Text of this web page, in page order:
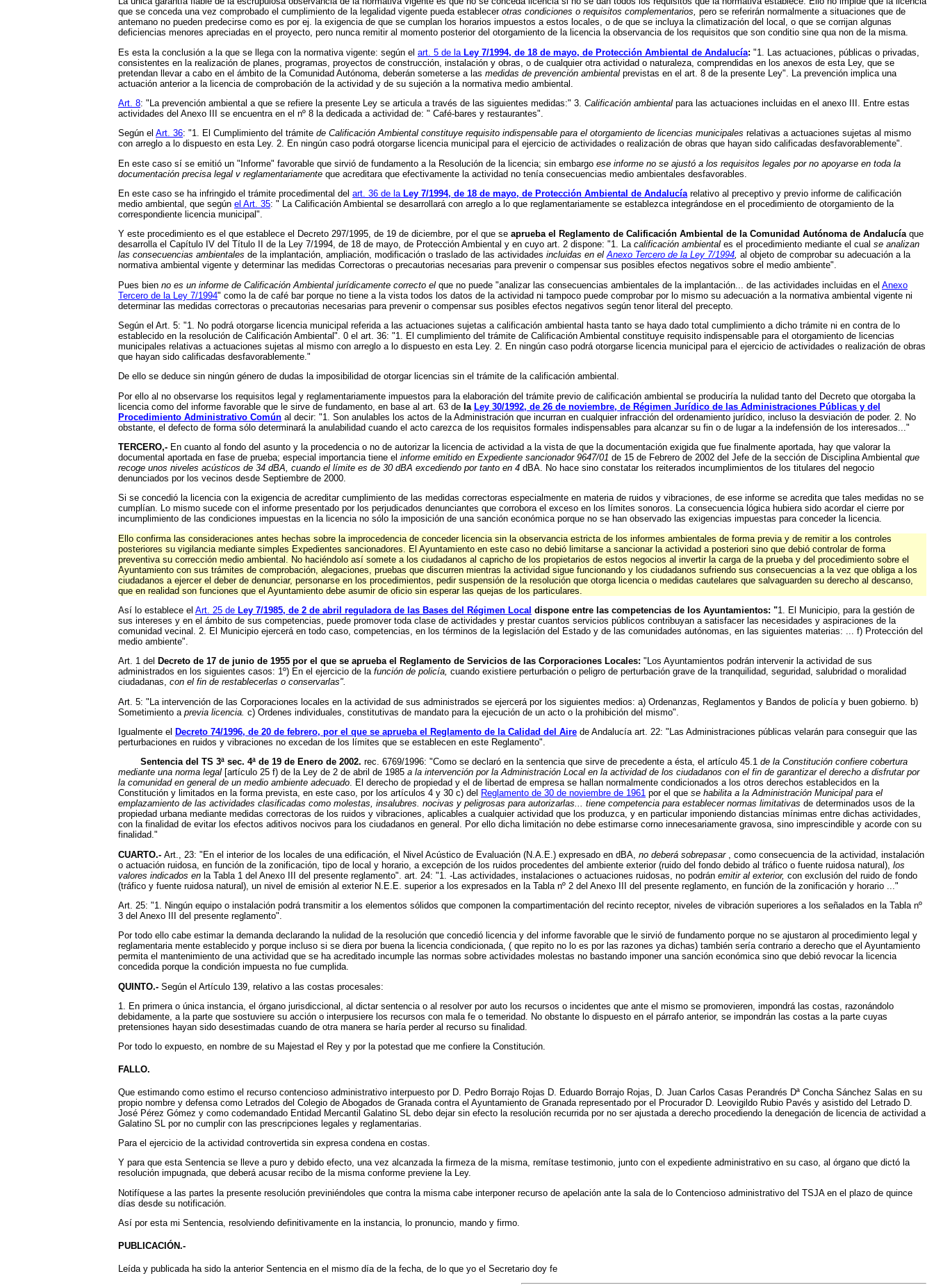
que se conceda una vez comprobado el cumplimiento de la legalidad vigente pueda establecer otras condiciones o requisitos complementarios, pero se referirán normalmente a situaciones que de
antemano no pueden predecirse como es por ej. la exigencia de que se cumplan los horarios impuestos a estos locales, o de que se incluya la climatización del local, o que se corrijan algunas
deficiencias menores apreciadas en el proyecto, pero nunca remitir al momento posterior del otorgamiento de la licencia la observancia de los requisitos que son conditio sine qua non de la misma.
Es esta la conclusión a la que se llega con la normativa vigente: según el art. 5 de la Ley 7/1994, de 18 de mayo, de Protección Ambiental de Andalucía: "1. Las actuaciones, públicas o privadas,
consistentes en la realización de planes, programas, proyectos de construcción, instalación y obras, o de cualquier otra actividad o naturaleza, comprendidas en los anexos de esta Ley, que se
pretendan llevar a cabo en el ámbito de la Comunidad Autónoma, deberán someterse a las medidas de prevención ambiental previstas en el art. 8 de la presente Ley". La prevención implica una
actuación anterior a la licencia de comprobación de la actividad y de su sujeción a la normativa medio ambiental.
Art. 8: "La prevención ambiental a que se refiere la presente Ley se articula a través de las siguientes medidas:" 3. Calificación ambiental para las actuaciones incluidas en el anexo III. Entre estas
actividades del Anexo III se encuentra en el nº 8 la dedicada a actividad de: " Café-bares y restaurantes".
Según el Art. 36: "1. El Cumplimiento del trámite de Calificación Ambiental constituye requisito indispensable para el otorgamiento de licencias municipales relativas a actuaciones sujetas al mismo
con arreglo a lo dispuesto en esta Ley. 2. En ningún caso podrá otorgarse licencia municipal para el ejercicio de actividades o realización de obras que hayan sido calificadas desfavorablemente".
En este caso sí se emitió un "Informe" favorable que sirvió de fundamento a la Resolución de la licencia; sin embargo ese informe no se ajustó a los requisitos legales por no apoyarse en toda la
documentación precisa legal v reglamentariamente que acreditara que efectivamente la actividad no tenía consecuencias medio ambientales desfavorables.
En este caso se ha infringido el trámite procedimental del art. 36 de la Ley 7/1994, de 18 de mayo, de Protección Ambiental de Andalucía relativo al preceptivo y previo informe de calificación
medio ambiental, que según el Art. 35: " La Calificación Ambiental se desarrollará con arreglo a lo que reglamentariamente se establezca integrándose en el procedimiento de otorgamiento de la
correspondiente licencia municipal".
Y este procedimiento es el que establece el Decreto 297/1995, de 19 de diciembre, por el que se aprueba el Reglamento de Calificación Ambiental de la Comunidad Autónoma de Andalucía que
desarrolla el Capítulo IV del Título II de la Ley 7/1994, de 18 de mayo, de Protección Ambiental y en cuyo art. 2 dispone: "1. La calificación ambiental es el procedimiento mediante el cual se analizan
las consecuencias ambientales de la implantación, ampliación, modificación o traslado de las actividades incluidas en elAnexo Tercero de la Ley 7/1994, al objeto de comprobar su adecuación a la
normativa ambiental vigente y determinar las medidas Correctoras o precautorias necesarias para prevenir o compensar sus posibles efectos negativos sobre el medio ambiente".
Pues bien no es un informe de Calificación Ambiental jurídicamente correcto el que no puede "analizar las consecuencias ambientales de la implantación... de las actividades incluidas en el Anexo
Tercero de la Ley 7/1994" como la de café bar porque no tiene a la vista todos los datos de la actividad ni tampoco puede comprobar por lo mismo su adecuación a la normativa ambiental vigente ni
determinar las medidas correctoras o precautorias necesarias para prevenir o compensar sus posibles efectos negativos según tenor literal del precepto.
Según el Art. 5: "1. No podrá otorgarse licencia municipal referida a las actuaciones sujetas a calificación ambiental hasta tanto se haya dado total cumplimiento a dicho trámite ni en contra de lo
establecido en la resolución de Calificación Ambiental". 0 el art. 36: "1. El cumplimiento del trámite de Calificación Ambiental constituye requisito indispensable para el otorgamiento de licencias
municipales relativas a actuaciones sujetas al mismo con arreglo a lo dispuesto en esta Ley. 2. En ningún caso podrá otorgarse licencia municipal para el ejercicio de actividades o realización de obras
que hayan sido calificadas desfavorablemente."
De ello se deduce sin ningún género de dudas la imposibilidad de otorgar licencias sin el trámite de la calificación ambiental.
Por ello al no observarse los requisitos legal y reglamentariamente impuestos para la elaboración del trámite previo de calificación ambiental se produciría la nulidad tanto del Decreto que otorgaba la
licencia como del informe favorable que le sirve de fundamento, en base al art. 63 de la Ley 30/1992, de 26 de noviembre, de Régimen Jurídico de las Administraciones Públicas y del
Procedimiento Administrativo Común al decir: "1. Son anulables los actos de la Administración que incurran en cualquier infracción del ordenamiento jurídico, incluso la desviación de poder. 2. No
obstante, el defecto de forma sólo determinará la anulabilidad cuando el acto carezca de los requisitos formales indispensables para alcanzar su fin o de lugar a la indefensión de los interesados..."
TERCERO,- En cuanto al fondo del asunto y la procedencia o no de autorizar la licencia de actividad a la vista de que la documentación exigida que fue finalmente aportada, hay que valorar la
documental aportada en fase de prueba; especial importancia tiene el informe emitido en Expediente sancionador 9647/01 de 15 de Febrero de 2002 del Jefe de la sección de Disciplina Ambiental que
recoge unos niveles acústicos de 34 dBA, cuando el límite es de 30 dBA excediendo por tanto en 4 dBA. No hace sino constatar los reiterados incumplimientos de los titulares del negocio
denunciados por los vecinos desde Septiembre de 2000.
Si se concedió la licencia con la exigencia de acreditar cumplimiento de las medidas correctoras especialmente en materia de ruidos y vibraciones, de ese informe se acredita que tales medidas no se
cumplían. Lo mismo sucede con el informe presentado por los perjudicados denunciantes que corrobora el exceso en los límites sonoros. La consecuencia lógica hubiera sido acordar el cierre por
incumplimiento de las condiciones impuestas en la licencia no sólo la imposición de una sanción económica porque no se han observado las exigencias impuestas para conceder la licencia.
Ello confirma las consideraciones antes hechas sobre la improcedencia de conceder licencia sin la observancia estricta de los informes ambientales de forma previa y de remitir a los controles
posteriores su vigilancia mediante simples Expedientes sancionadores. El Ayuntamiento en este caso no debió limitarse a sancionar la actividad a posteriori sino que debió controlar de forma
preventiva su corrección medio ambiental. No haciéndolo así somete a los ciudadanos al capricho de los propietarios de estos negocios al invertir la carga de la prueba y del procedimiento sobre el
Ayuntamiento con sus trámites de comprobación, alegaciones, pruebas que discurren mientras la actividad sigue funcionando y los ciudadanos sufriendo sus consecuencias a la vez que obliga a los
ciudadanos a ejercer el deber de denunciar, personarse en los procedimientos, pedir suspensión de la resolución que otorga licencia o medidas cautelares que salvaguarden su derecho al descanso,
que en realidad son funciones que el Ayuntamiento debe asumir de oficio sin esperar las quejas de los particulares.
Así lo establece el Art. 25 de Ley 7/1985, de 2 de abril reguladora de las Bases del Régimen Local dispone entre las competencias de los Ayuntamientos: "1. El Municipio, para la gestión de
sus intereses y en el ámbito de sus competencias, puede promover toda clase de actividades y prestar cuantos servicios públicos contribuyan a satisfacer las necesidades y aspiraciones de la
comunidad vecinal. 2. El Municipio ejercerá en todo caso, competencias, en los términos de la legislación del Estado y de las comunidades autónomas, en las siguientes materias: ... f) Protección del
medio ambiente".
Art. 1 del Decreto de 17 de junio de 1955 por el que se aprueba el Reglamento de Servicios de las Corporaciones Locales: "Los Ayuntamientos podrán intervenir la actividad de sus
administrados en los siguientes casos: 1º) En el ejercicio de la función de policía, cuando existiere perturbación o peligro de perturbación grave de la tranquilidad, seguridad, salubridad o moralidad
ciudadanas, con el fin de restablecerlas o conservarlas".
Art. 5: "La intervención de las Corporaciones locales en la actividad de sus administrados se ejercerá por los siguientes medios: a) Ordenanzas, Reglamentos y Bandos de policía y buen gobierno. b)
Sometimiento a previa licencia. c) Ordenes individuales, constitutivas de mandato para la ejecución de un acto o la prohibición del mismo".
Igualmente el Decreto 74/1996, de 20 de febrero, por el que se aprueba el Reglamento de la Calidad del Aire de Andalucía art. 22: "Las Administraciones públicas velarán para conseguir que las
perturbaciones en ruidos y vibraciones no excedan de los límites que se establecen en este Reglamento".
Sentencia del TS 3ª sec. 4ª de 19 de Enero de 2002. rec. 6769/1996: "Como se declaró en la sentencia que sirve de precedente a ésta, el artículo 45.1 de la Constitución confiere cobertura
mediante una norma legal [artículo 25 f) de la Ley de 2 de abril de 1985 a la intervención por la Administración Local en la actividad de los ciudadanos con el fin de garantizar el derecho a disfrutar por
la comunidad en general de un medio ambiente adecuado. El derecho de propiedad y el de libertad de empresa se hallan normalmente condicionados a los otros derechos establecidos en la
Constitución y limitados en la forma prevista, en este caso, por los artículos 4 y 30 c) del Reglamento de 30 de noviembre de 1961 por el que se habilita a la Administración Municipal para el
emplazamiento de las actividades clasificadas como molestas, insalubres. nocivas y peligrosas para autorizarlas... tiene competencia para establecer normas limitativas de determinados usos de la
propiedad urbana mediante medidas correctoras de los ruidos y vibraciones, aplicables a cualquier actividad que los produzca, y en particular imponiendo distancias mínimas entre dichas actividades,
con la finalidad de evitar los efectos aditivos nocivos para los ciudadanos en general. Por ello dicha limitación no debe estimarse corno innecesariamente gravosa, sino imprescindible y acorde con su
finalidad."
CUARTO.- Art., 23: "En el interior de los locales de una edificación, el Nivel Acústico de Evaluación (N.A.E.) expresado en dBA, no deberá sobrepasar
, como consecuencia de la actividad, instalación
o actuación ruidosa, en función de la zonificación, tipo de local y horario, a excepción de los ruidos procedentes del ambiente exterior (ruido del fondo debido al tráfico o fuente ruidosa natural), los
valores indicados en la Tabla 1 del Anexo III del presente reglamento". art. 24: "1. -Las actividades, instalaciones o actuaciones ruidosas, no podrán emitir al exterior, con exclusión del ruido de fondo
(tráfico y fuente ruidosa natural), un nivel de emisión al exterior N.E.E. superior a los expresados en la Tabla nº 2 del Anexo III del presente reglamento, en función de la zonificación y horario ..."
Art. 25: "1. Ningún equipo o instalación podrá transmitir a los elementos sólidos que componen la compartimentación del recinto receptor, niveles de vibración superiores a los señalados en la Tabla nº
3 del Anexo III del presente reglamento".
Por todo ello cabe estimar la demanda declarando la nulidad de la resolución que concedió licencia y del informe favorable que le sirvió de fundamento porque no se ajustaron al procedimiento legal y
reglamentaria mente establecido y porque incluso si se diera por buena la licencia condicionada, ( que repito no lo es por las razones ya dichas) también sería contrario a derecho que el Ayuntamiento
permita el mantenimiento de una actividad que se ha acreditado incumple las normas sobre actividades molestas no bastando imponer una sanción económica sino que debió revocar la licencia
concedida porque la condición impuesta no fue cumplida.
QUINTO.- Según el Artículo 139, relativo a las costas procesales:
1. En primera o única instancia, el órgano jurisdiccional, al dictar sentencia o al resolver por auto los recursos o incidentes que ante el mismo se promovieren, impondrá las costas, razonándolo
debidamente, a la parte que sostuviere su acción o interpusiere los recursos con mala fe o temeridad. No obstante lo dispuesto en el párrafo anterior, se impondrán las costas a la parte cuyas
pretensiones hayan sido desestimadas cuando de otra manera se haría perder al recurso su finalidad.
Por todo lo expuesto, en nombre de su Majestad el Rey y por la potestad que me confiere la Constitución.
FALLO.
Que estimando como estimo el recurso contencioso administrativo interpuesto por D. Pedro Borrajo Rojas D. Eduardo Borrajo Rojas, D. Juan Carlos Casas Perandrés Dª Concha Sánchez Salas en su
propio nombre y defensa como Letrados del Colegio de Abogados de Granada contra el Ayuntamiento de Granada representado por el Procurador D. Leovigildo Rubio Pavés y asistido del Letrado D.
José Pérez Gómez y como codemandado Entidad Mercantil Galatino SL debo dejar sin efecto la resolución recurrida por no ser ajustada a derecho procediendo la denegación de licencia de actividad a
Galatino SL por no cumplir con las prescripciones legales y reglamentarias.
Para el ejercicio de la actividad controvertida sin expresa condena en costas.
Y para que esta Sentencia se lleve a puro y debido efecto, una vez alcanzada la firmeza de la misma, remítase testimonio, junto con el expediente administrativo en su caso, al órgano que dictó la
resolución impugnada, que deberá acusar recibo de la misma conforme previene la Ley.
Notifíquese a las partes la presente resolución previniéndoles que contra la misma cabe interponer recurso de apelación ante la sala de lo Contencioso administrativo del TSJA en el plazo de quince
días desde su notificación.
Así por esta mi Sentencia, resolviendo definitivamente en la instancia, lo pronuncio, mando y firmo.
PUBLICACIÓN.-
Leída y publicada ha sido la anterior Sentencia en el mismo día de la fecha, de lo que yo el Secretario doy fe